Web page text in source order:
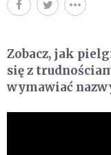
Zobacz, jak
się z
wymawiać